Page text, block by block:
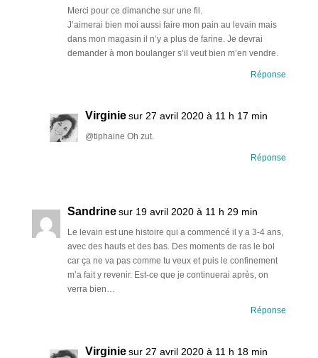
Merci pour ce dimanche sur une fil.
J’aimerai bien moi aussi faire mon pain au levain mais
dans mon magasin il n’y a plus de farine. Je devrai
demander à mon boulanger s’il veut bien m’en vendre.
Réponse
Virginie sur 27 avril 2020 à 11 h 17 min
@tiphaine Oh zut.
Réponse
Sandrine sur 19 avril 2020 à 11 h 29 min
Le levain est une histoire qui a commencé il y a 3-4 ans,
avec des hauts et des bas. Des moments de ras le bol
car ça ne va pas comme tu veux et puis le confinement
m’a fait y revenir. Est-ce que je continuerai après, on
verra bien…
Réponse
Virginie sur 27 avril 2020 à 11 h 18 min